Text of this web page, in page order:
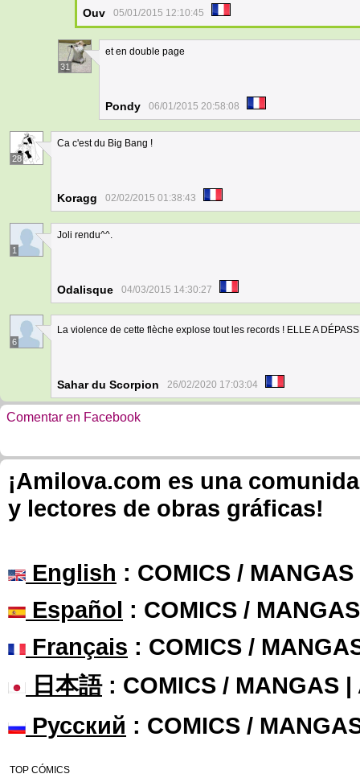
Ouv 05/01/2015 12:10:45
31
et en double page
Pondy 06/01/2015 20:58:08
28
Ca c'est du Big Bang !
Koragg 02/02/2015 01:38:43
1
Joli rendu^^.
Odalisque 04/03/2015 14:30:27
6
La violence de cette flèche explose tout les records ! ELLE A
Sahar du Scorpion 26/02/2020 17:03:04
Comentar en Facebook
¡Amilova.com es una
y lectores de obras gráficas!
English : COMICS /
Español : COMICS /
Français : COMICS /
日本語: COMICS / MANGAS |
Русский : COMICS /
TOP CÓMICS